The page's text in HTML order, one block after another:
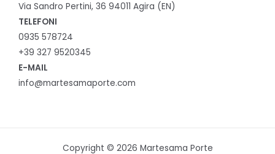
Via Sandro Pertini, 36 94011 Agira (EN)
TELEFONI
0935 578724
+39 327 9520345
E-MAIL
info@martesamaporte.com
Copyright © 2026 Martesama Porte